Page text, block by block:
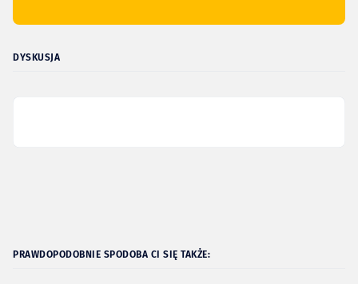
DYSKUSJA
PRAWDOPODOBNIE SPODOBA CI SIĘ TAKŻE: